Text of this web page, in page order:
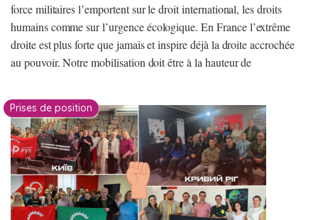
force militaires l’emportent sur le droit international, les droits
humains comme sur l’urgence écologique. En France l’extrême
droite est plus forte que jamais et inspire déjà la droite accrochée
au pouvoir. Notre mobilisation doit être à la hauteur de
Prises de position